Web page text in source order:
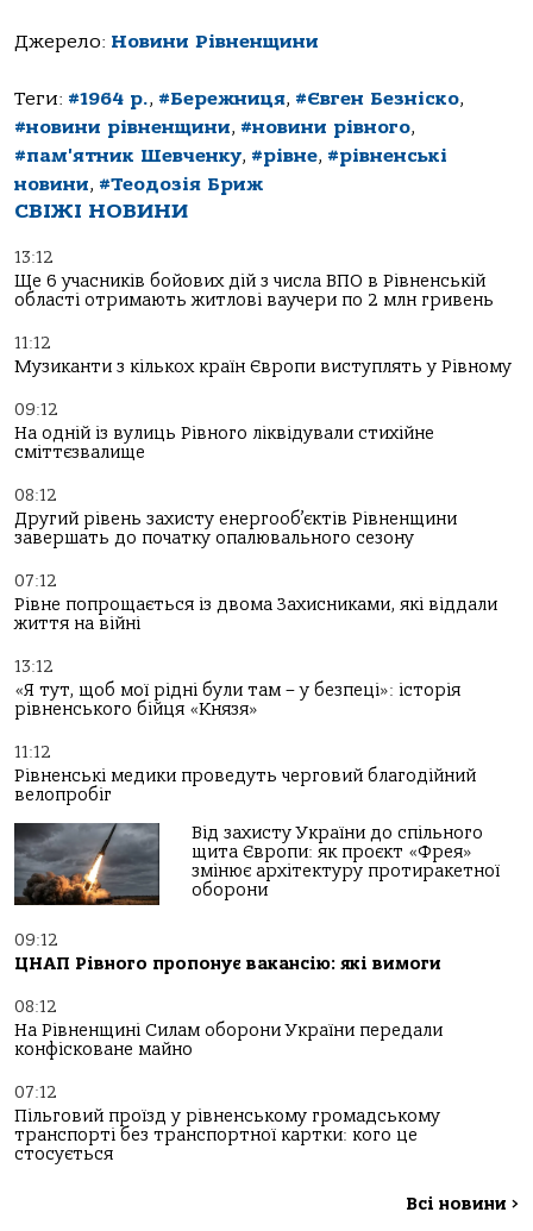
Джерело: Новини Рівненщини
Теги: #1964 р., #Бережниця, #Євген Безніско,
#новини рівненщини, #новини рівного,
#пам'ятник Шевченку, #рівне, #рівненські
новини, #Теодозія Бриж
СВІЖІ НОВИНИ
13:12
Ще 6 учасників бойових дій з числа ВПО в Рівненській
області отримають житлові ваучери по 2 млн гривень
11:12
Музиканти з кількох країн Європи виступлять у Рівному
09:12
На одній із вулиць Рівного ліквідували стихійне
сміттєзвалище
08:12
Другий рівень захисту енергооб’єктів Рівненщини
завершать до початку опалювального сезону
07:12
Рівне попрощається із двома Захисниками, які віддали
життя на війні
13:12
«Я тут, щоб мої рідні були там – у безпеці»: історія
рівненського бійця «Князя»
11:12
Рівненські медики проведуть черговий благодійний
велопробіг
Від захисту України до спільного
щита Європи: як проєкт «Фрея»
змінює архітектуру протиракетної
оборони
09:12
ЦНАП Рівного пропонує вакансію: які вимоги
08:12
На Рівненщині Силам оборони України передали
конфісковане майно
07:12
Пільговий проїзд у рівненському громадському
транспорті без транспортної картки: кого це
стосується
Всі новини >